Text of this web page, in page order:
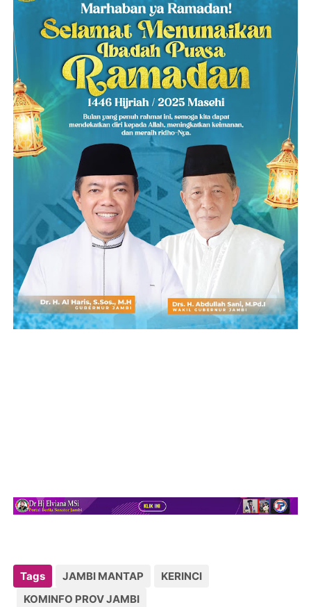
Tags JAMBI MANTAP
KERINCI
KOMINFO PROV JAMBI